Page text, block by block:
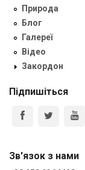
Природа
Блог
Галереї
Відео
Закордон
Підпишіться
Зв'язок з нами